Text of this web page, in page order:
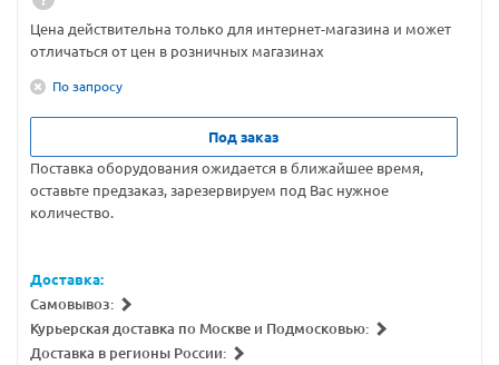
Цена действительна только для интернет-магазина и может
отличаться от цен в розничных магазинах
По запросу
Под заказ
Поставка оборудования ожидается в ближайшее время,
оставьте предзаказ, зарезервируем под Вас нужное
количество.
Доставка:
Самовывоз:
Курьерская доставка по Москве и Подмосковью:
Доставка в регионы России: